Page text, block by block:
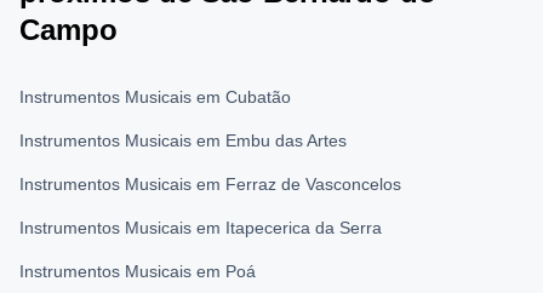
Campo
Instrumentos Musicais em Cubatão
Instrumentos Musicais em Embu das Artes
Instrumentos Musicais em Ferraz de Vasconcelos
Instrumentos Musicais em Itapecerica da Serra
Instrumentos Musicais em Poá